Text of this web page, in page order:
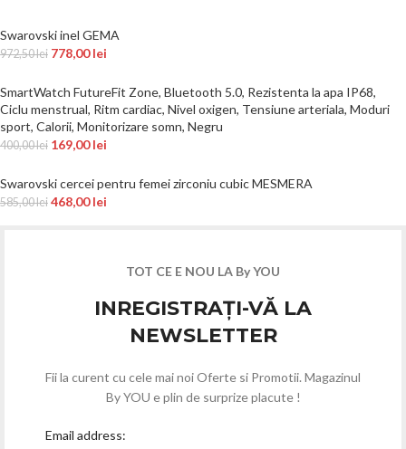
Swarovski inel GEMA
972,50lei 778,00lei
SmartWatch FutureFit Zone, Bluetooth 5.0, Rezistenta la apa IP68,
Ciclu menstrual, Ritm cardiac, Nivel oxigen, Tensiune arteriala, Moduri
sport, Calorii, Monitorizare somn, Negru
400,00lei 169,00lei
Swarovski cercei pentru femei zirconiu cubic MESMERA
585,00lei 468,00lei
TOT CE E NOU LA By YOU
INREGISTRAȚI-VĂ LA
NEWSLETTER
Fii la curent cu cele mai noi Oferte si Promotii. Magazinul
By YOU e plin de surprize placute !
Email address: